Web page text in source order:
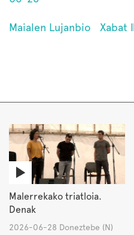
Maialen Lujanbio Xabat
Malerrekako triatloia.
Denak
2026-06-28 Doneztebe (N)